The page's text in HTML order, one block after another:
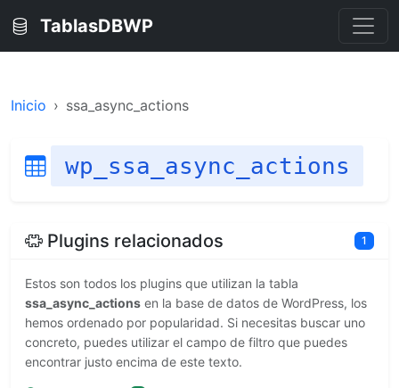
TablasDBWP
Inicio ssa_async_actions
wp_ssa_async_actions
Plugins relacionados 1
Estos son todos los plugins que utilizan la tabla
ssa_async_actions en la base de datos de WordPress, los
hemos ordenado por popularidad. Si necesitas buscar uno
concreto, puedes utilizar el campo de filtro que puedes
encontrar justo encima de este texto.